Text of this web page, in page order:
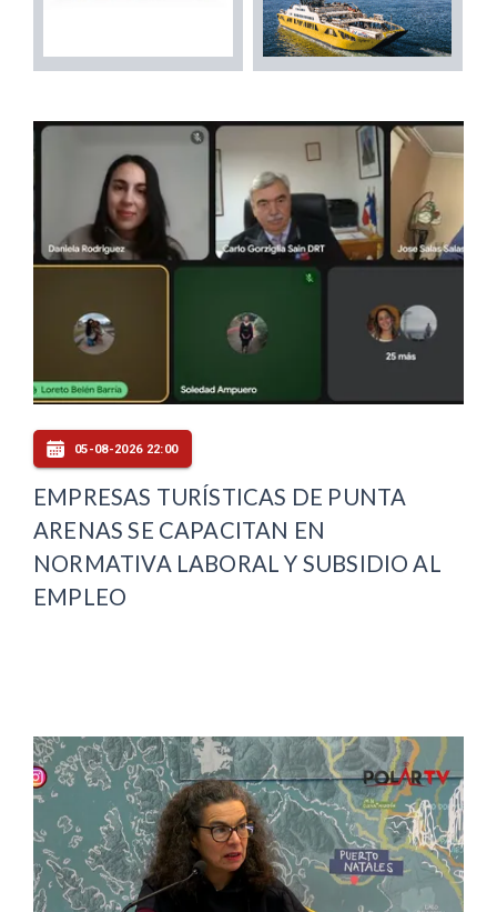
05-08-2026 22:00
EMPRESAS TURÍSTICAS DE PUNTA
ARENAS SE CAPACITAN EN
NORMATIVA LABORAL Y SUBSIDIO AL
EMPLEO